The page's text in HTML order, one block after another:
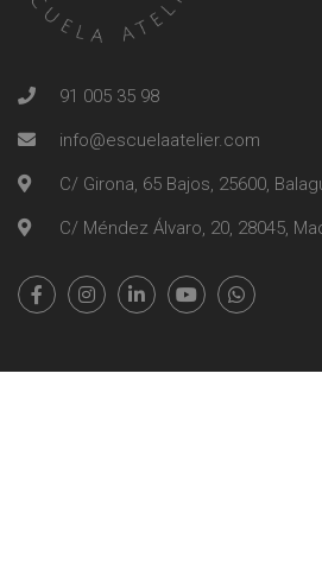
91 005 35 98
info@escuelaatelier.com
C/ Girona, 65 Bajos, 25600,
C/ Méndez Álvaro, 20, 28045,